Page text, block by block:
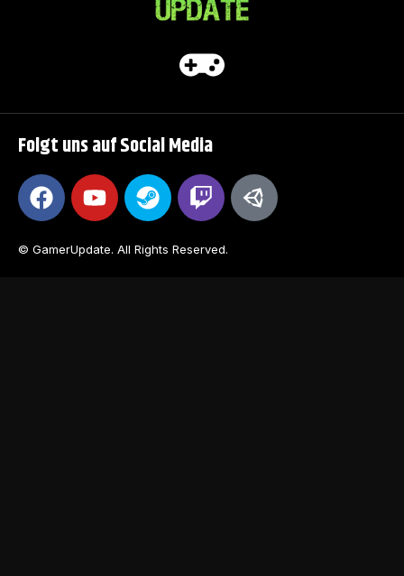
Folgt uns auf Social Media
© GamerUpdate. All Rights Reserved.